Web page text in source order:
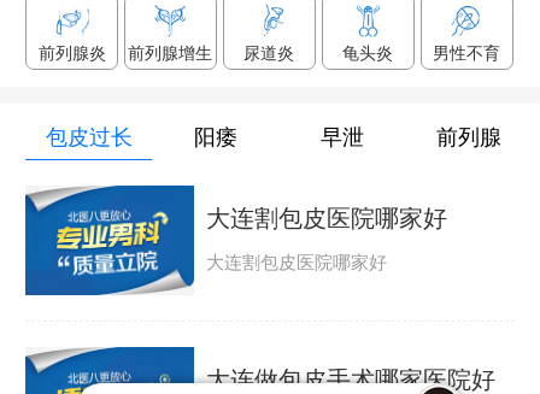
前列腺炎 前列腺增生 尿道炎 龟头炎 男性不育
包皮过长 阳痿 早泄 前列腺
大连割包皮医院哪家好
大连割包皮医院哪家好
大连做包皮手术哪家医院好